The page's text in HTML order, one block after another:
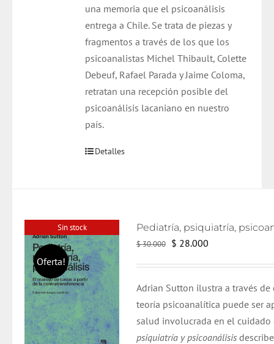
una memoria que el psicoanálisis
entrega a Chile. Se trata de piezas y
fragmentos a través de los que los
psicoanalistas Michel Thibault, Colette
Debeuf, Rafael Parada y Jaime Coloma,
retratan una recepción posible del
psicoanálisis lacaniano en nuestro
país.
Detalles
Sin stock
Oferta!
$30.000
El
era:
$ 30.000.
$ 28.000El
es:
$ 28.000.
Adrian Sutton ilustra a través
teoría psicoanalítica puede ser
salud involucrada en el
psiquiatría y psicoanálisis